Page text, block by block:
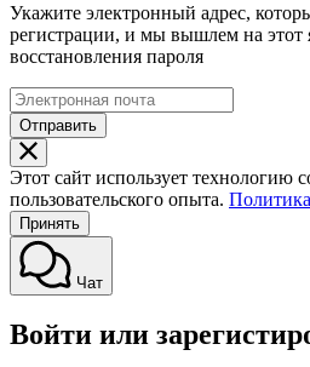
Укажите электронный адрес,
регистрации, и мы вышлем на
восстановления пароля
Отправить
Этот сайт использует технологию
пользовательского опыта.
Принять
Чат
Войти или